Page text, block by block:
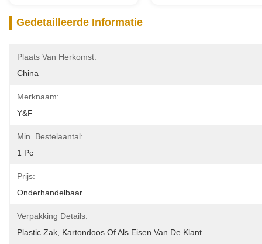
Gedetailleerde Informatie
Plaats Van Herkomst:
China
Merknaam:
Y&F
Min. Bestelaantal:
1 Pc
Prijs:
Onderhandelbaar
Verpakking Details:
Plastic Zak, Kartondoos Of Als Eisen Van De Klant.